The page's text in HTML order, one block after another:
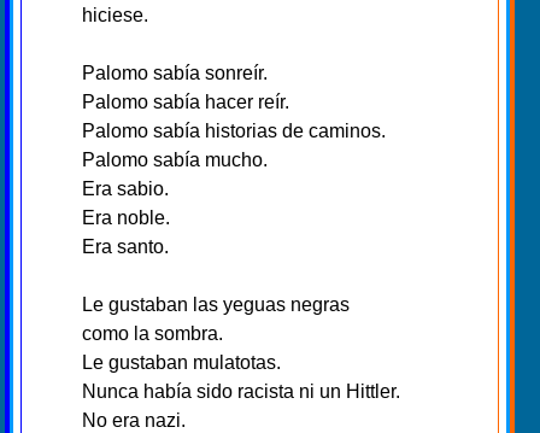
hiciese.
Palomo sabía sonreír.
Palomo sabía hacer reír.
Palomo sabía historias de caminos.
Palomo sabía mucho.
Era sabio.
Era noble.
Era santo.
Le gustaban las yeguas negras
como la sombra.
Le gustaban mulatotas.
Nunca había sido racista ni un Hittler.
No era nazi.